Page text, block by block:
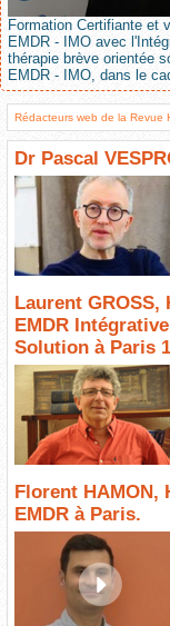
Formation Certifiante et
EMDR - IMO avec
thérapie brève orientée
EMDR - IMO, dans le
Rédacteurs web de la Revue
Dr Pascal
Laurent GROSS,
EMDR
Solution à Paris
Florent HAMON,
EMDR à Paris.